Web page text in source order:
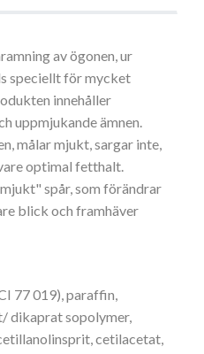
av ögonen, ur
speciellt för mycket
innehåller
uppmjukande ämnen.
målar mjukt, sargar inte,
optimal fetthalt.
spår, som förändrar
blick och framhäver
77 019), paraffin,
dikaprat sopolymer,
cetilacetat,